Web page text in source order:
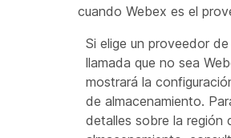
cuando Webex es el
Si elige un proveedor
llamada que no sea
mostrará la
de almacenamiento.
detalles sobre la región